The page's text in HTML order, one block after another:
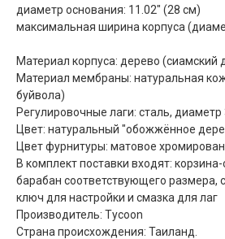
диаметр основания: 11.02" (28 см)
максимальная ширина корпуса
Материал корпуса: дерево (сиамский
Материал мембраны: натуральная
буйвола)
Регулировочные лаги: сталь,
Цвет: натуральный "обожжённое
Цвет фурнитуры: матовое
В комплект поставки входят:
барабан соответствующего размера,
ключ для настройки и смазка для лаг
Производитель: Tycoon
Страна происхождения: Таиланд.